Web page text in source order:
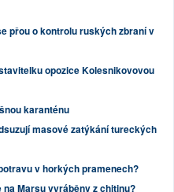
přou o kontrolu ruských zbraní v
opozice Kolesnikovovou
karanténu
masové zatýkání tureckých
v horkých pramenech?
Marsu vyráběny z chitinu?